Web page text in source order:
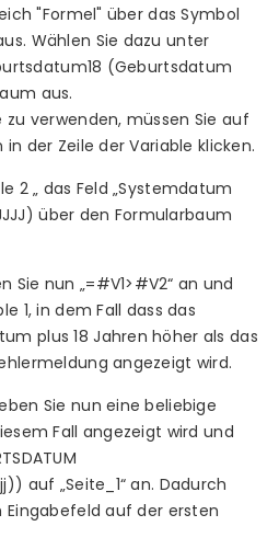
"Formel" über das Symbol
Wählen Sie dazu unter
(Geburtsdatum
aus.
verwenden, müssen Sie auf
der Zeile der Variable klicken.
2 „ das Feld „Systemdatum
über den Formularbaum
Sie nun „=#V1>#V2“ an und
1, in dem Fall dass das
plus 18 Jahren höher als das
angezeigt wird.
Sie nun eine beliebige
Fall angezeigt wird und
auf „Seite_1“ an. Dadurch
Eingabefeld auf der ersten